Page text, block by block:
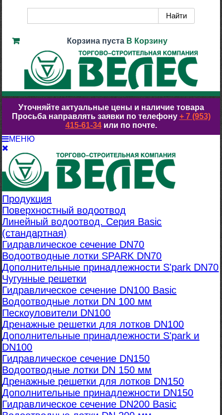
Корзина пуста В Корзину
Уточняйте актуальные цены и наличие товара
Просьба направлять заявки по телефону + 7 (953)
415-61-34или по почте.
МЕНЮ
Продукция
Поверхностный водоотвод
Линейный водоотвод. Серия Basic
(стандартная)
Гидравлическое сечение DN70
Водоотводные лотки SPARK DN70
Дополнительные принадлежности S'park DN70
Чугунные решетки
Гидравлическое сечение DN100 Basic
Водоотводные лотки DN 100 мм
Пескоуловители DN100
Дренажные решетки для лотков DN100
Дополнительные принадлежности S'park и
DN100
Гидравлическое сечение DN150
Водоотводные лотки DN 150 мм
Дренажные решетки для лотков DN150
Дополнительные принадлежности DN150
Гидравлическое сечение DN200 Basic